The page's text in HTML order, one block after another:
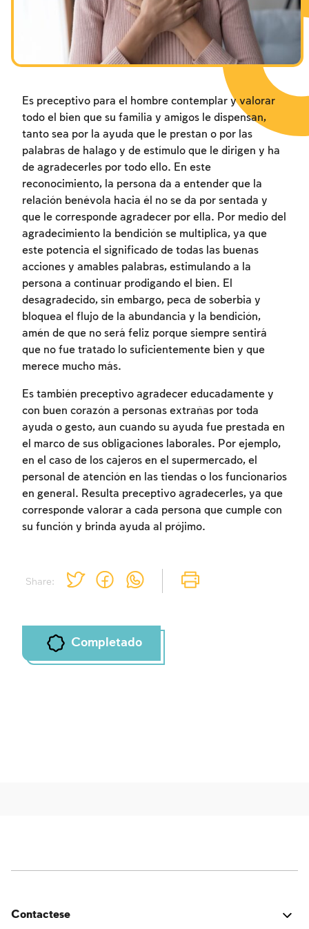
Los ayunos por la destrucción del Templo
Share:
Es preceptivo para el hombre contemplar y valorar
todo el bien que su familia y amigos le dispensan,
tanto sea por la ayuda que le prestan o por las
palabras de halago y de estímulo que le dirigen y ha
de agradecerles por todo ello. En este
reconocimiento, la persona da a entender que la
relación benévola hacia él no se da por sentada y
que le corresponde agradecer por ella. Por medio del
agradecimiento la bendición se multiplica, ya que
este potencia el significado de todas las buenas
acciones y amables palabras, estimulando a la
persona a continuar prodigando el bien. El
desagradecido, sin embargo, peca de soberbia y
bloquea el flujo de la abundancia y la bendición,
amén de que no será feliz porque siempre sentirá
que no fue tratado lo suficientemente bien y que
merece mucho más.
Es también preceptivo agradecer educadamente y
con buen corazón a personas extrañas por toda
ayuda o gesto, aun cuando su ayuda fue prestada en
el marco de sus obligaciones laborales. Por ejemplo,
en el caso de los cajeros en el supermercado, el
personal de atención en las tiendas o los funcionarios
en general. Resulta preceptivo agradecerles, ya que
corresponde valorar a cada persona que cumple con
su función y brinda ayuda al prójimo.
Completado
Inscripcion requerida
Para marcar lo estudiado debe conectarse
a su cuenta o inscribirse.
Inscripcion Conectarse
Contactese